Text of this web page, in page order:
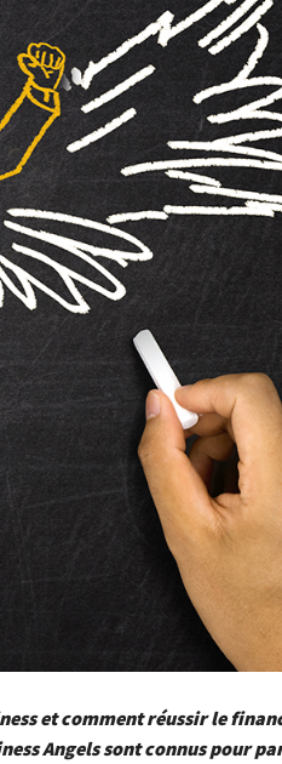
et comment réussir le
Angels sont connus pour